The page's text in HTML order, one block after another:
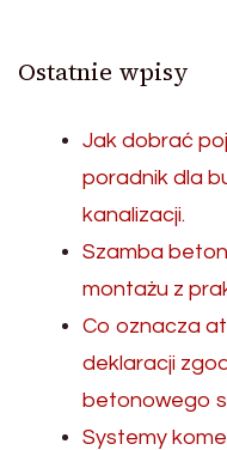
Ostatnie wpisy
Jak dobrać
poradnik dla
kanalizacji.
Szamba
montażu z
Co oznacza
deklaracji
betonowego
Systemy